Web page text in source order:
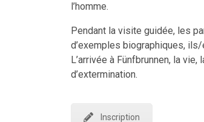
l’homme.
Pendant la visite guidée, les
d’exemples biographiques,
L’arrivée à Fünfbrunnen, la
d’extermination.
Inscription